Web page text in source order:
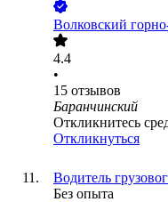
Волковский
4.4
•
15 отзывов
Баранчинский
Откликнитесь
Откликнуться
Водитель
Без опыта